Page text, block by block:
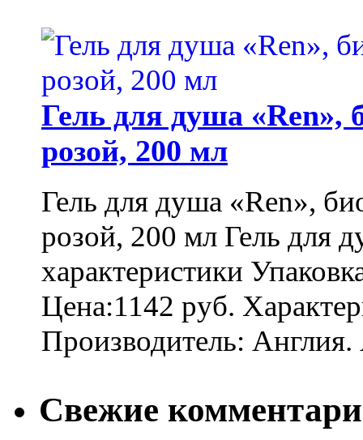
Гель для душа «Ren»,
розой, 200 мл
Гель для душа «Ren»,
розой, 200 мл Гель для
характеристики
Цена:1142 руб.
Производитель:
Свежие